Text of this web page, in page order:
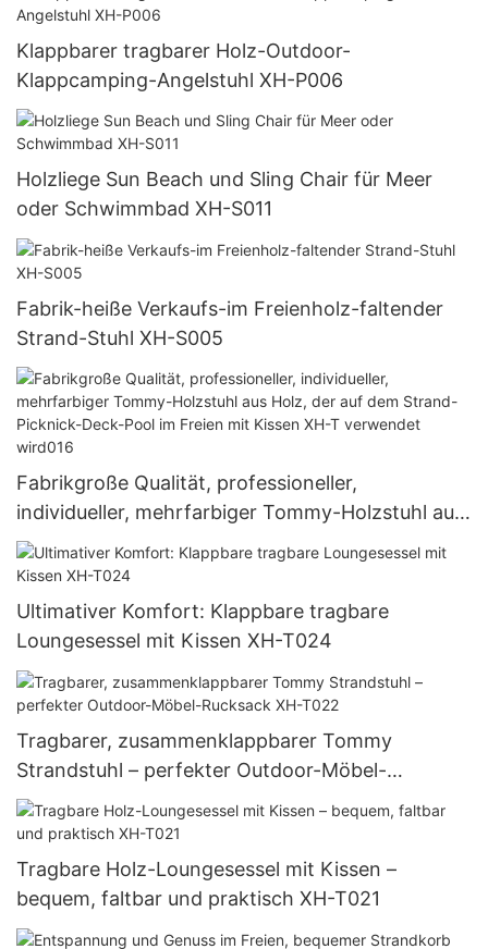
Klappbarer tragbarer Holz-Outdoor-
Klappcamping-Angelstuhl XH-P006
Holzliege Sun Beach und Sling Chair für Meer
oder Schwimmbad XH-S011
Fabrik-heiße Verkaufs-im Freienholz-faltender
Strand-Stuhl XH-S005
Fabrikgroße Qualität, professioneller,
individueller, mehrfarbiger Tommy-Holzstuhl aus
Holz, der auf dem Strand-Picknick-Deck-Pool im
Freien mit Kissen XH-T verwendet wird016
Ultimativer Komfort: Klappbare tragbare
Loungesessel mit Kissen XH-T024
Tragbarer, zusammenklappbarer Tommy
Strandstuhl – perfekter Outdoor-Möbel-
Rucksack XH-T022
Tragbare Holz-Loungesessel mit Kissen –
bequem, faltbar und praktisch XH-T021